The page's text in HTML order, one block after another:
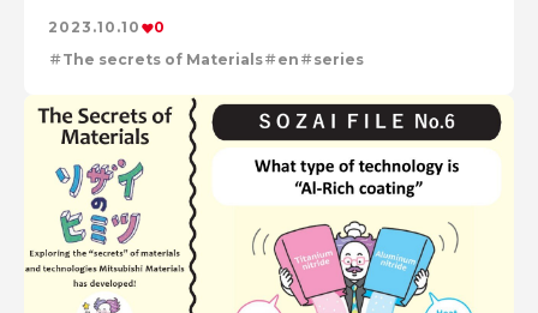
2023.10.10
0
The secrets of Materials
en series